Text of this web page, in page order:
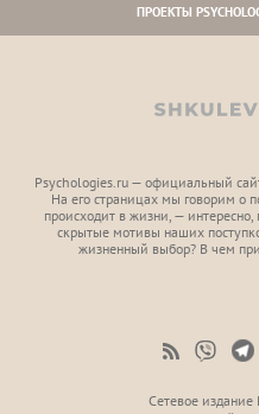
ПРОЕКТЫ
Psychologies.ru — официальный
На его страницах мы говорим о
происходит в жизни, — интересно,
скрытые мотивы наших
жизненный выбор? В чем
Сетевое